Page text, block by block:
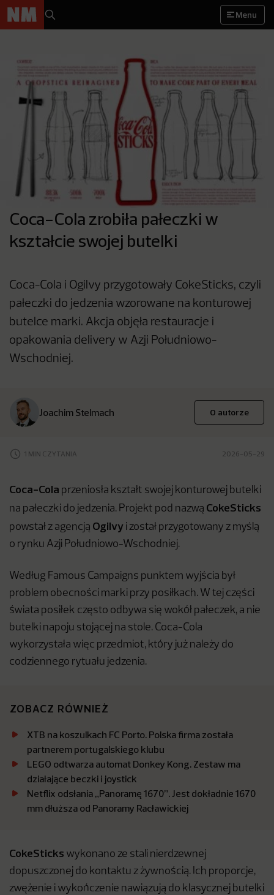
Menu
Coca-Cola zrobiła pałeczki w
kształcie swojej butelki
Coca-Cola i Ogilvy przygotowały CokeSticks, czyli
pałeczki do jedzenia wzorowane na konturowej
butelce marki. Akcja objęła restauracje i
opakowania delivery w Azji Południowo-
Wschodniej.
Joachim Stelmach O autorze
1 MIN CZYTANIA 2026-05-29
Coca-Cola przeniosła kształt swojej konturowej butelki
na pałeczki do jedzenia. Projekt pod nazwą CokeSticks
powstał z agencją Ogilvy i został przygotowany z myślą
o rynku Azji Południowo-Wschodniej.
Według Famous Campaigns punktem wyjścia był
problem obecności marki przy posiłkach. W tej części
świata posiłek często odbywa się wokół pałeczek, a nie
butelki napoju stojącej na stole. Coca-Cola
wykorzystała więc przedmiot, który już należy do
codziennego rytuału jedzenia.
ZOBACZ RÓWNIEŻ
XTB na koszulkach FC Porto. Polska firma została
partnerem portugalskiego klubu
LEGO odtwarza automat Donkey Kong. Zestaw ma
działające beczki i joystick
Netflix odsłania „Panoramę 1670”. Jest dokładnie 1670
mm dłuższa od Panoramy Racławickiej
CokeSticks wykonano ze stali nierdzewnej
dopuszczonej do kontaktu z żywnością. Ich proporcje,
zwężenie i wykończenie nawiązują do klasycznej butelki